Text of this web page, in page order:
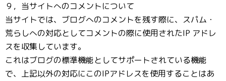
９，当サイトへのコメントについて
当サイトでは、ブログへのコメントを残す際に、スパム・
荒らしへの対応としてコメントの際に使用されたIP アドレ
スを収集しています。
これはブログの標準機能としてサポートされている機能
で、上記以外の対応にこのIPアドレスを使用することはあ